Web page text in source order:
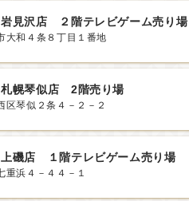
岩見沢店 ２階テレビゲーム売り場
大和４条８丁目１番地
札幌琴似店 2階売り場
区琴似２条４－２－２
上磯店 １階テレビゲーム売り場
重浜４－４４－１